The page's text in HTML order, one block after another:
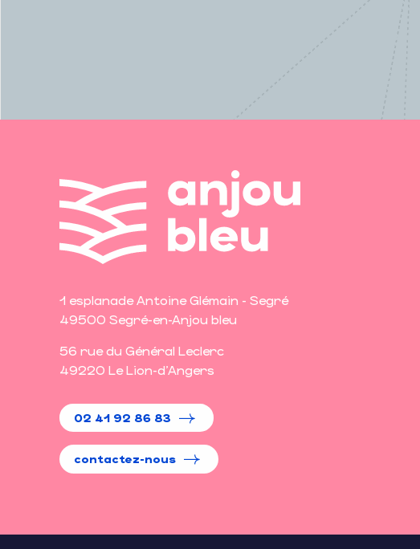
1 esplanade Antoine Glémain - Segré
49500 Segré-en-Anjou bleu
56 rue du Général Leclerc
49220 Le Lion-d'Angers
02 41 92 86 83
contactez-nous